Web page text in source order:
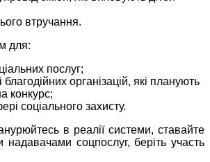
втручання.
для:
послуг;
благодійних організацій, які планують
конкурс;
соціального захисту.
в реалії системи, ставайте
надавачами соцпослуг, беріть участь